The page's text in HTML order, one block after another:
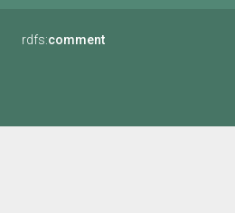
rdfs:comment